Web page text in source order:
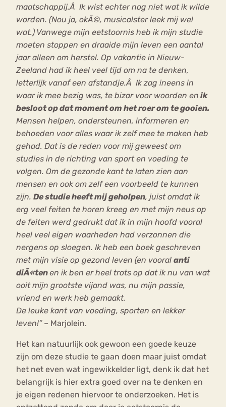
maatschappij.Â Ik wist echter nog niet wat ik wilde
worden. (Nou ja, okÃ©, musicalster leek mij wel
wat.) Vanwege mijn eetstoornis heb ik mijn studie
moeten stoppen en draaide mijn leven een aantal
jaar alleen om herstel. Op vakantie in Nieuw-
Zeeland had ik heel veel tijd om na te denken,
letterlijk vanaf een afstandje.Â Ik zag ineens in
waar ik mee bezig was, te bizar voor woorden en ik
besloot op dat moment om het roer om te gooien.
Mensen helpen, ondersteunen, informeren en
behoeden voor alles waar ik zelf mee te maken heb
gehad. Dat is de reden voor mij geweest om
studies in de richting van sport en voeding te
volgen. Om de gezonde kant te laten zien aan
mensen en ook om zelf een voorbeeld te kunnen
zijn. De studie heeft mij geholpen, juist omdat ik
erg veel feiten te horen kreeg en met mijn neus op
de feiten werd gedrukt dat ik in mijn hoofd vooral
heel veel eigen waarheden had verzonnen die
nergens op sloegen. Ik heb een boek geschreven
met mijn visie op gezond leven (en vooral anti
diÃ«tenen ik ben er heel trots op dat ik nu van wat
ooit mijn grootste vijand was, nu mijn passie,
vriend en werk heb gemaakt.
De leuke kant van voeding, sporten en lekker
leven!”– Marjolein.
Het kan natuurlijk ook gewoon een goede keuze
zijn om deze studie te gaan doen maar juist omdat
het net even wat ingewikkelder ligt, denk ik dat het
belangrijk is hier extra goed over na te denken en
je eigen redenen hiervoor te onderzoeken. Het is